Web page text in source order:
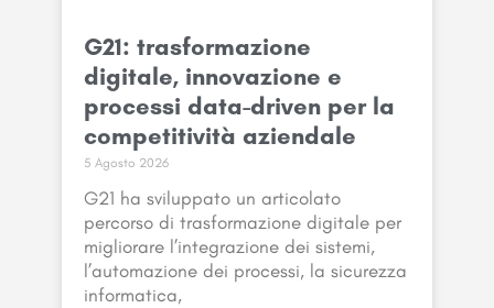
G21: trasformazione
digitale, innovazione e
processi data-driven per la
competitività aziendale
5 Agosto 2026
G21 ha sviluppato un articolato
percorso di trasformazione digitale per
migliorare l’integrazione dei sistemi,
l’automazione dei processi, la sicurezza
informatica,